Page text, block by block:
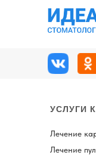
УСЛУГИ
Лечение
Лечение